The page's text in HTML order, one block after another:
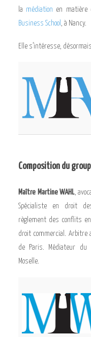
la médiation en matière
Business School , à Nancy.
Elle s’intéresse,
Composition du
Maître Martine WAHL,
Spécialiste en droit
règlement des conflits
droit commercial. Arbitre
de Paris. Médiateur du
Moselle.